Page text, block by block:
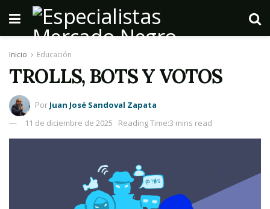
Inicio Educación
TROLLS, BOTS Y VOTOS
Por Juan José Sandoval Zapata
11 de diciembre de 2025
Reading Time:3 mins read